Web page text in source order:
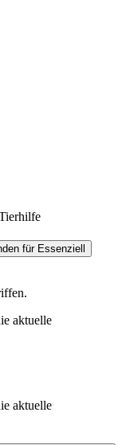
für Essenziell
aktuelle
aktuelle